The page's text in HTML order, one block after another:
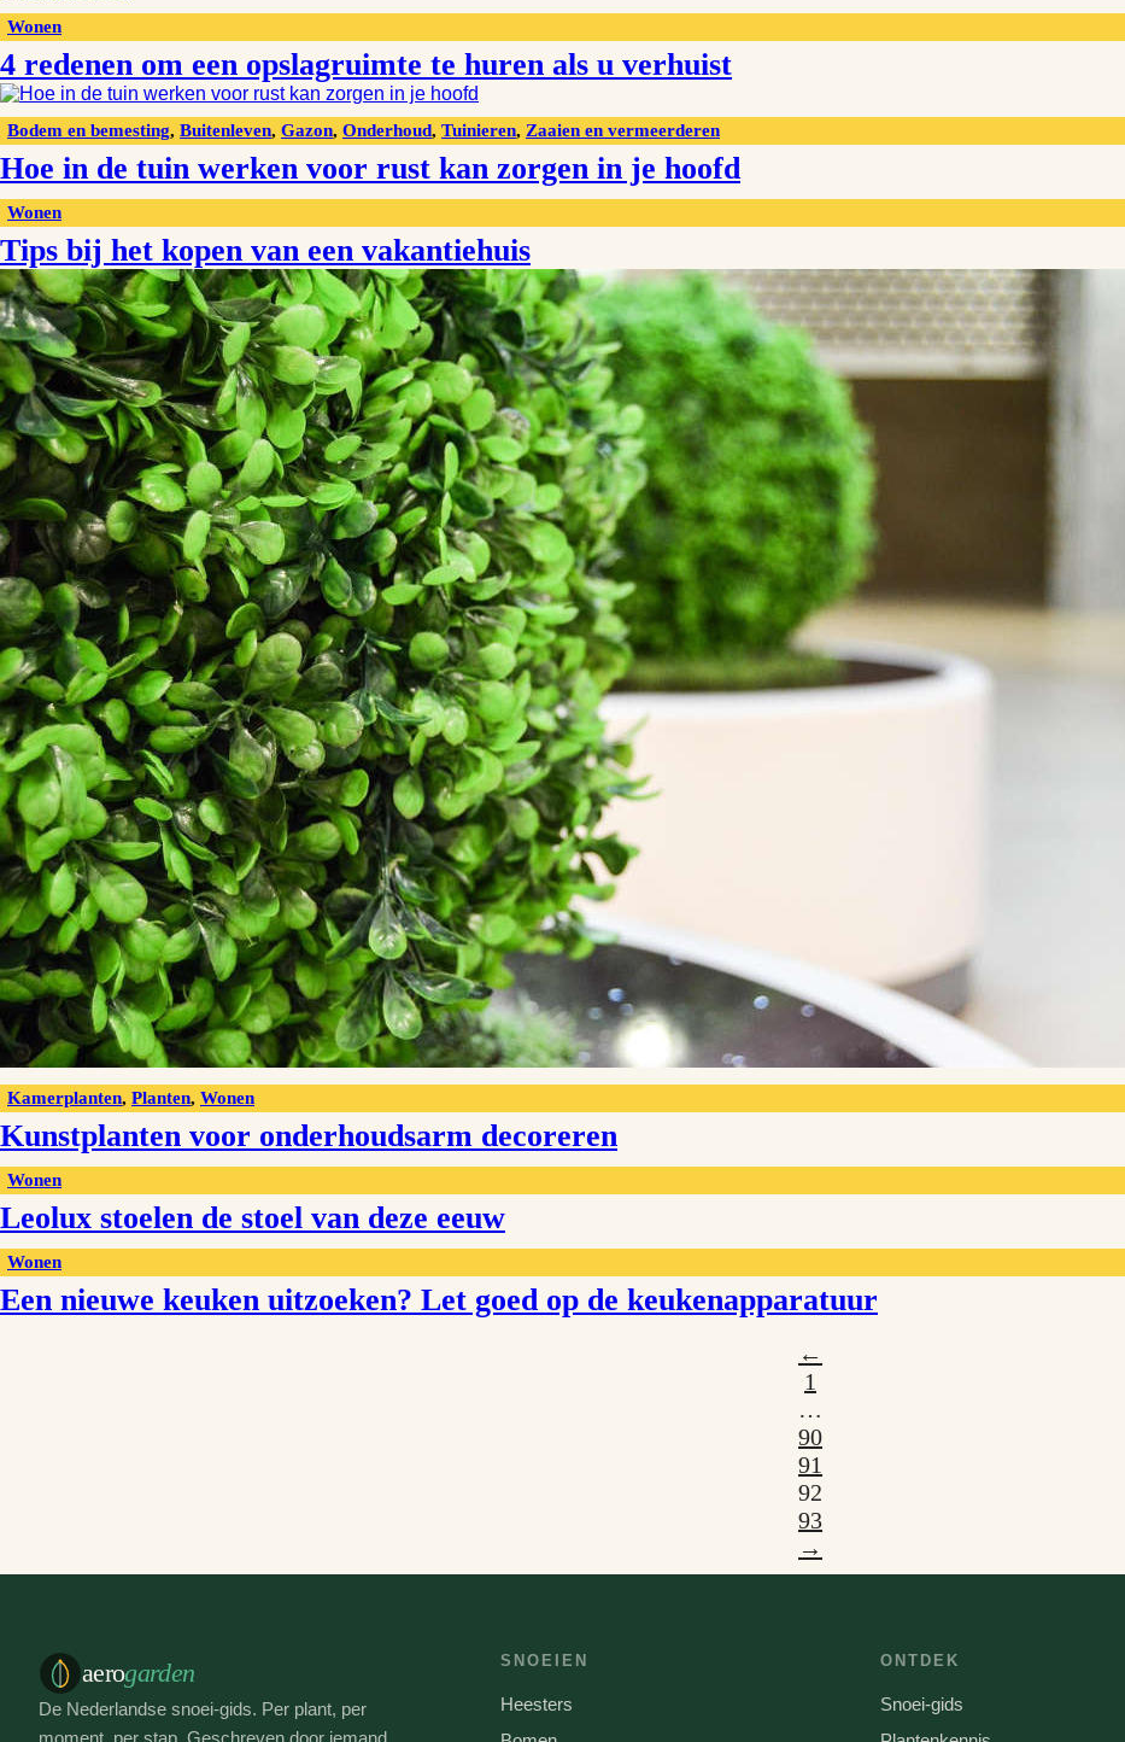
Wonen
4 redenen om een opslagruimte te huren als u verhuist
Bodem en bemesting, Buitenleven, Gazon, Onderhoud, Tuinieren, Zaaien en vermeerderen
Hoe in de tuin werken voor rust kan zorgen in je hoofd
Wonen
Tips bij het kopen van een vakantiehuis
Kamerplanten, Planten, Wonen
Kunstplanten voor onderhoudsarm decoreren
Wonen
Leolux stoelen de stoel van deze eeuw
Wonen
Een nieuwe keuken uitzoeken? Let goed op de keukenapparatuur
←
1
…
90
91
92
93
→
aerogarden
De Nederlandse snoei-gids. Per plant, per
moment, per stap. Geschreven door iemand
SNOEIEN
Heesters
ONTDEK
Snoei-gids